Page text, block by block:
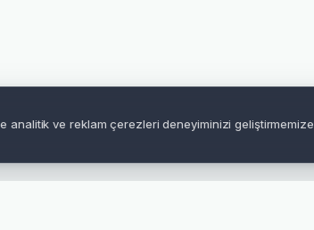
analitik ve reklam çerezleri deneyiminizi geliştirmemize